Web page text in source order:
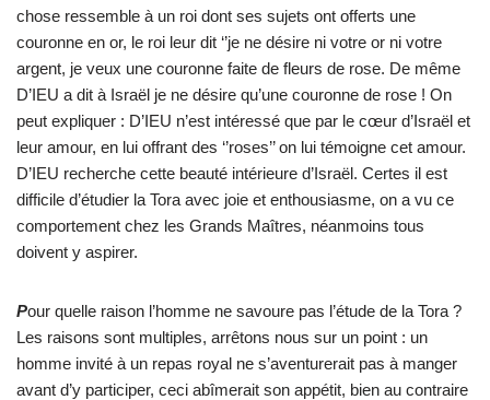
chose ressemble à un roi dont ses sujets ont offerts une
couronne en or, le roi leur dit ‘’je ne désire ni votre or ni votre
argent, je veux une couronne faite de fleurs de rose. De même
D’IEU a dit à Israël je ne désire qu’une couronne de rose ! On
peut expliquer : D’IEU n’est intéressé que par le cœur d’Israël et
leur amour, en lui offrant des ‘’roses’’ on lui témoigne cet amour.
D’IEU recherche cette beauté intérieure d’Israël. Certes il est
difficile d’étudier la Tora avec joie et enthousiasme, on a vu ce
comportement chez les Grands Maîtres, néanmoins tous
doivent y aspirer.
Pour quelle raison l’homme ne savoure pas l’étude de la Tora ?
Les raisons sont multiples, arrêtons nous sur un point : un
homme invité à un repas royal ne s’aventurerait pas à manger
avant d’y participer, ceci abîmerait son appétit, bien au contraire